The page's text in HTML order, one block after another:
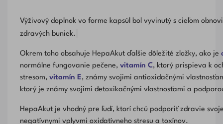
Výživový doplnok vo forme kapsúl bol vyvinutý s cieľom
zdravých buniek.
Okrem toho obsahuje HepaAkut ďalšie dôležité zložky, ako je
normálne fungovanie pečene, vitamín C, ktorý prispieva k
stresom, vitamín E, známy svojimi antioxidačnými
ktorý je známy svojimi detoxikačnými vlastnosťami a
HepaAkut je vhodný pre ľudí, ktorí chcú podporiť zdravie
negatívnymi vplyvmi oxidatívneho stresu a toxínov.